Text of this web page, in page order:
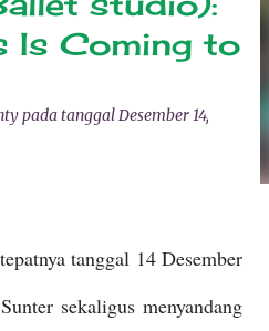
Is Coming to
pada tanggalDesember 14,
tanggal 14 Desember
sekaligus menyandang